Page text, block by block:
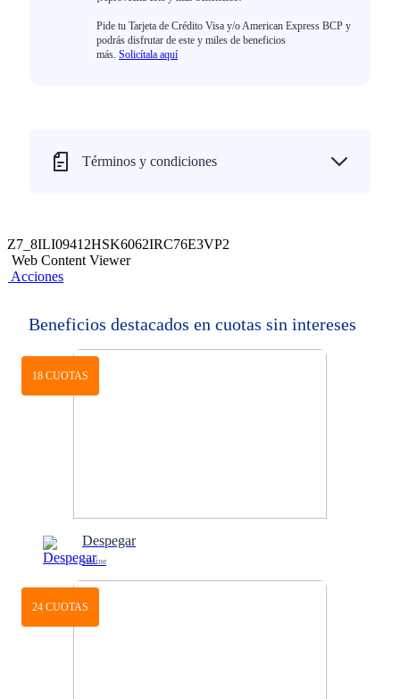
Pide tu Tarjeta de Crédito Visa y/o American Express BCP y
podrás disfrutar de este y miles de beneficios
más. Solicítala aquí
Términos y condiciones
Z7_8ILI09412HSK6062IRC76E3VP2
Web Content Viewer
Acciones
Beneficios destacados en cuotas sin intereses
18 CUOTAS
Despegar
Online
24 CUOTAS